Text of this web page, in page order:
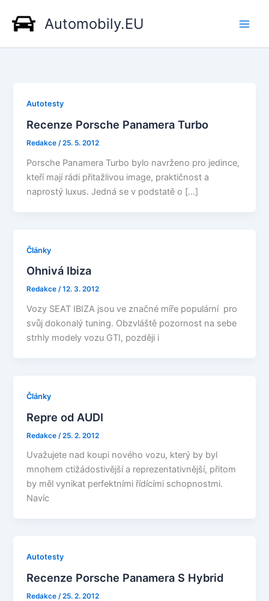
obsah
Automobily.EU
Autotesty
Recenze Porsche Panamera Turbo
Redakce/25. 5. 2012
Porsche Panamera Turbo bylo navrženo pro jedince,
kteří mají rádi přitažlivou image, praktičnost a
naprostý luxus. Jedná se v podstatě o […]
Články
Ohnivá Ibiza
Redakce/12. 3. 2012
Vozy SEAT IBIZA jsou ve značné míře populární pro
svůj dokonalý tuning. Obzvláště pozornost na sebe
strhly modely vozu GTI, později i
Články
Repre od AUDI
Redakce /25. 2. 2012
Uvažujete nad koupi nového vozu, který by byl
mnohem ctižádostivější a reprezentativnější, přitom
by měl vynikat perfektními řídícími schopnostmi.
Navíc
Autotesty
Recenze Porsche Panamera S Hybrid
Redakce/25. 2. 2012